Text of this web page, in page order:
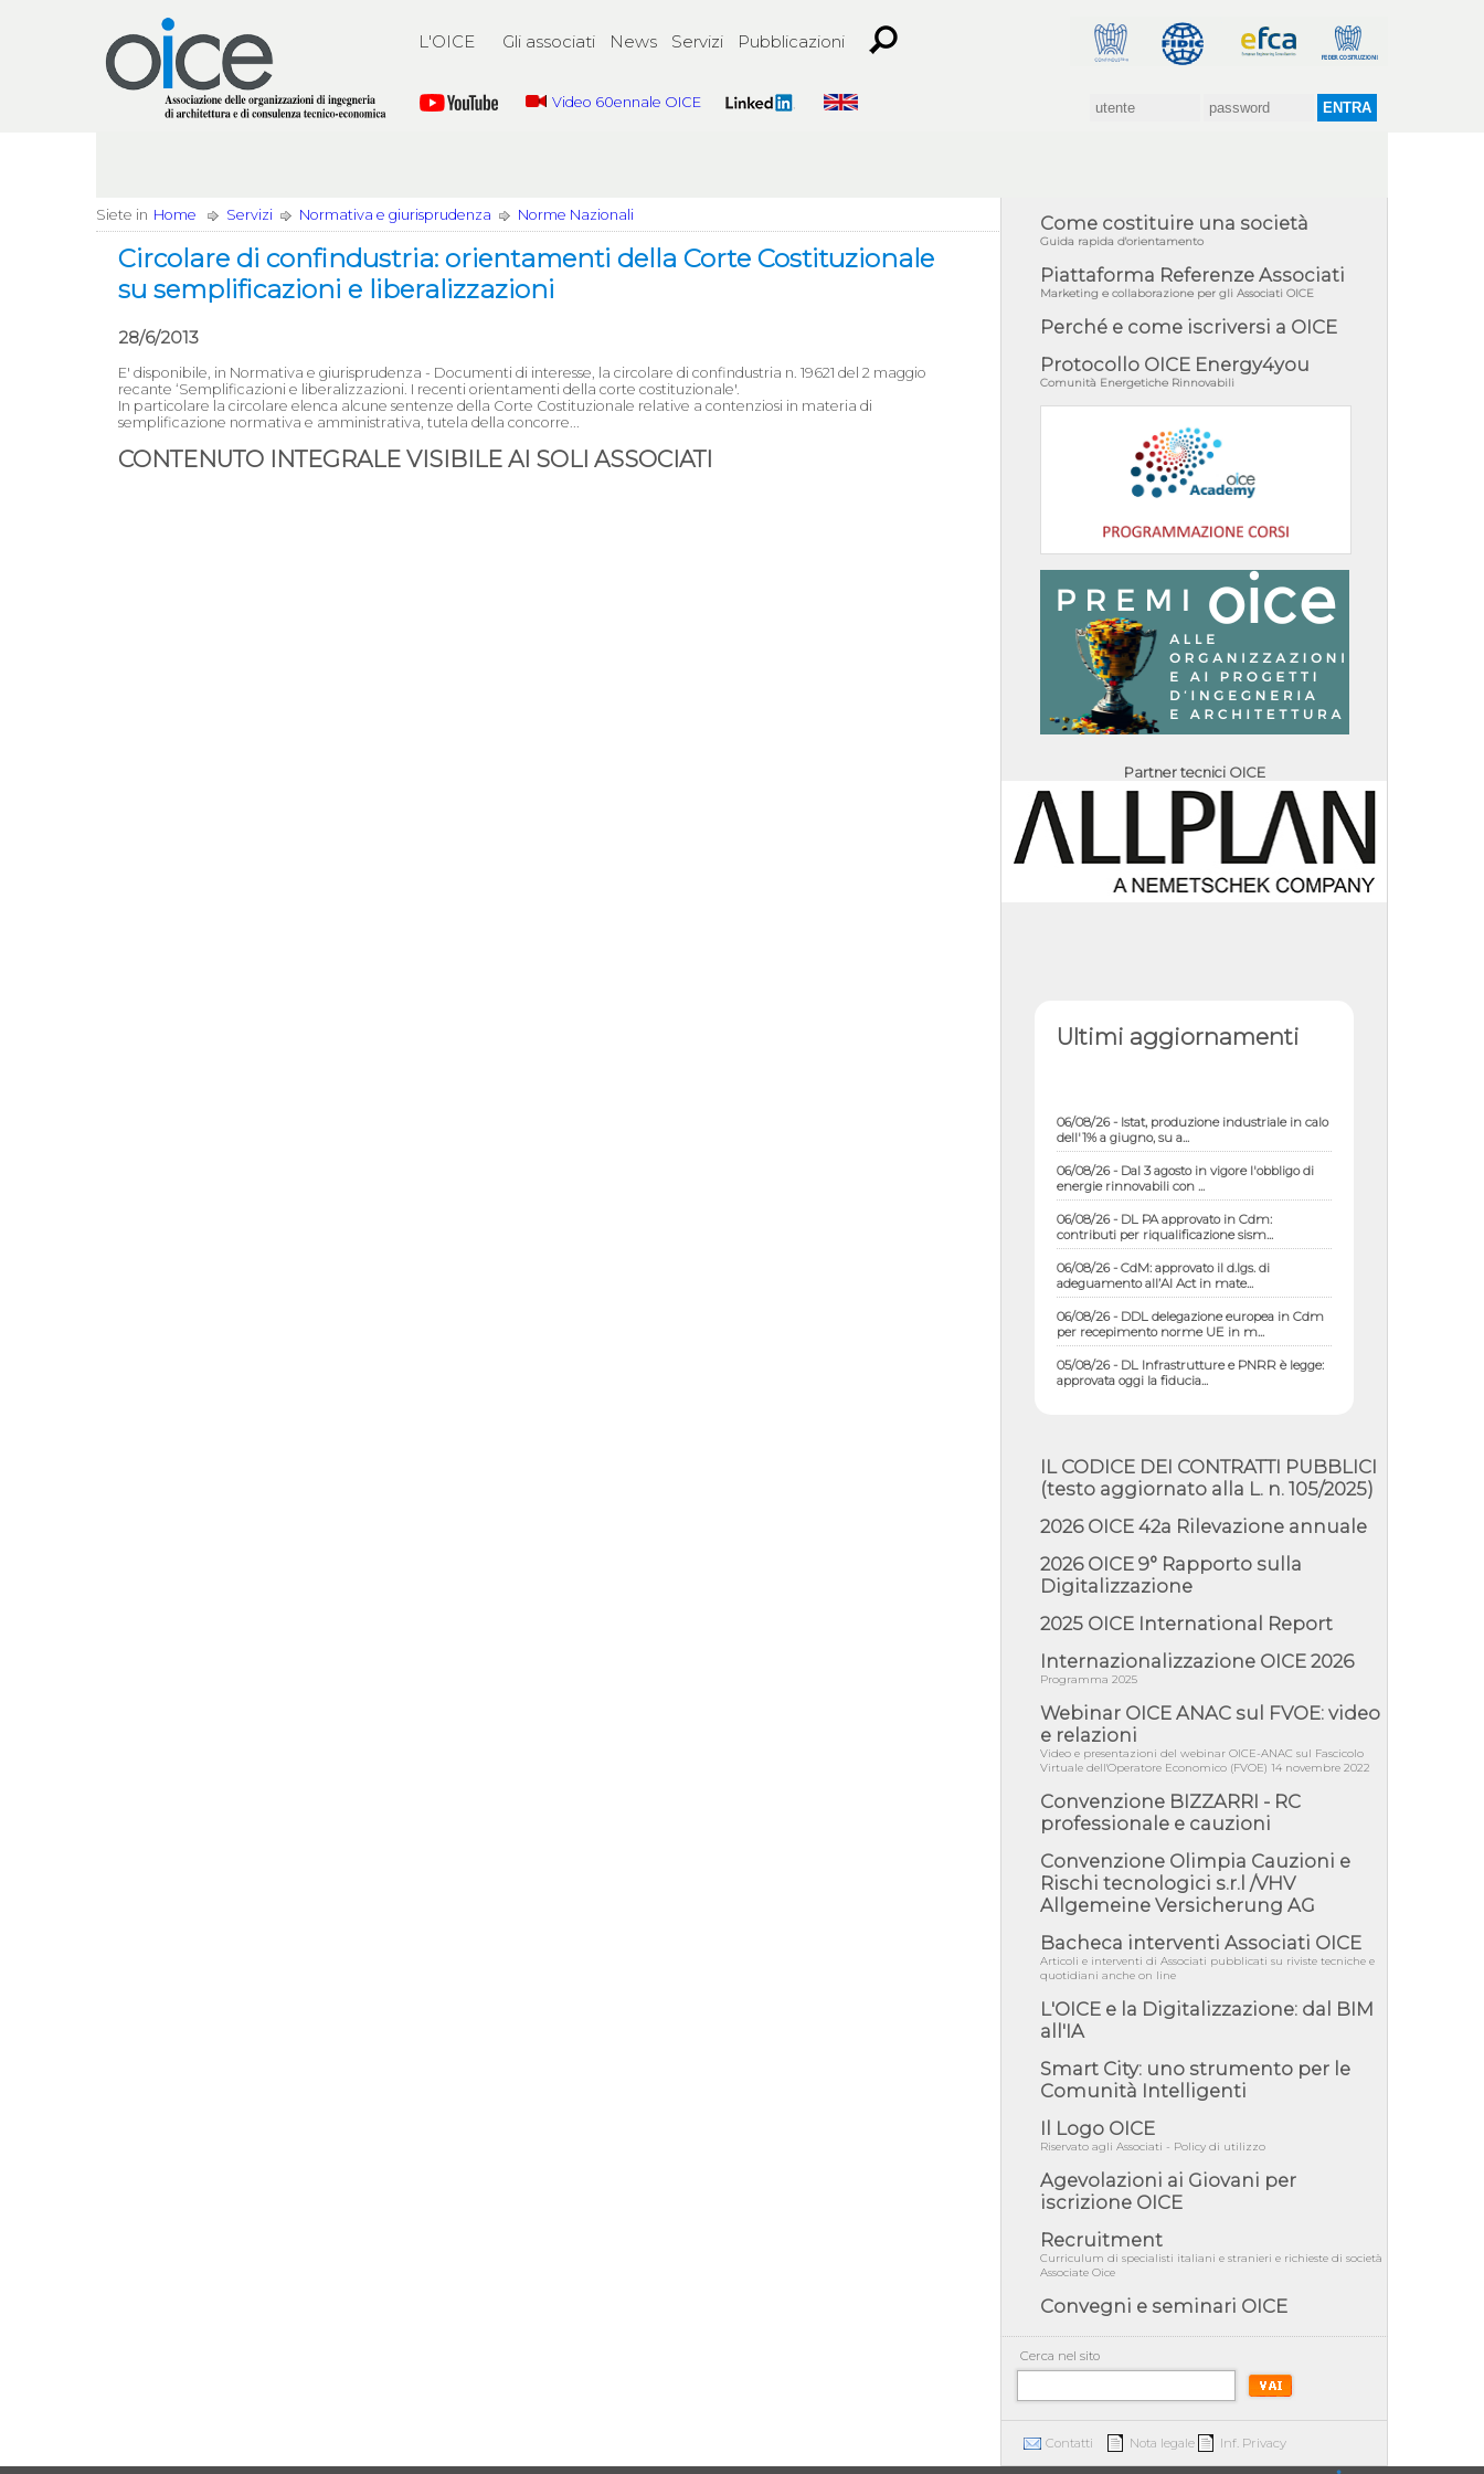
L'OICE Gli associati News Servizi Pubblicazioni
Video 60ennale OICE
Siete in Home Servizi Normativa e giurisprudenza Norme Nazionali
Circolare di confindustria: orientamenti della Corte Costituzionale
su semplificazioni e liberalizzazioni
28/6/2013
E' disponibile, in Normativa e giurisprudenza - Documenti di interesse, la circolare di confindustria n. 19621 del 2 maggio
recante ‘Semplificazioni e liberalizzazioni. I recenti orientamenti della corte costituzionale'.
In particolare la circolare elenca alcune sentenze della Corte Costituzionale relative a contenziosi in materia di
semplificazione normativa e amministrativa, tutela della concorre...
CONTENUTO INTEGRALE VISIBILE AI SOLI ASSOCIATI
Come costituire una società
Guida rapida d'orientamento
Piattaforma Referenze Associati
Marketing e collaborazione per gli Associati OICE
Perché e come iscriversi a OICE
Protocollo OICE Energy4you
Comunità Energetiche Rinnovabili
Partner tecnici OICE
Ultimi aggiornamenti
dell'1% a giugno, su a...
energie rinnovabili con ...
contributi per riqualificazione sism...
adeguamento all’AI Act in mate...
per recepimento norme UE in m...
approvata oggi la fiducia...
illustrativa al Bando tipo 2 s...
05/08/26 - SAVE THE DATE: Assemblea
Città metropolitana di Reg...
05/08/26 - Lettera OICE per il bando della
elenchi professionisti per ...
Buildings Competition - COP31, An...
04/08/26 - CdS, project financing: progetto di
fattibilità da impugnar...
04/08/26 - Rapporto Anac corruzione 2020-
2026: procedimenti penali per ...
equivale ad acquiescenza r...
04/08/26 - DL Infrastrutture approvato alla
Camera, passa ora al Senato
03/08/26 - TAR Piemonte: RUP può avvalersi
di consulente esterno per v...
03/08/26 - Gruppo FS: nel primo semestre
2026 3 mld di aggiudicazioni e...
03/08/26 - Conferenza Obiettivo Export:
03/08/26 - TAR Sicilia: raggruppate devono
possedere requisiti per eseg...
03/08/26 - TAR Lazio - Latina: omesso
sopralluogo obbligatorio non può...
03/08/26 - Investimenti stradali nei piccoli
Comuni: dal MIT ulteriori ...
Rilevazione annuale OICE/CE...
31/07/26 - MASE: approvata la nuova guida
IL CODICE DEI CONTRATTI PUBBLICI
(testo aggiornato alla L. n. 105/2025)
2026 OICE 42a Rilevazione annuale
2026 OICE 9° Rapporto sulla
Digitalizzazione
2025 OICE International Report
Internazionalizzazione OICE 2026
Programma 2025
Webinar OICE ANAC sul FVOE: video
e relazioni
Video e presentazioni del webinar OICE-ANAC sul Fascicolo
Virtuale dell'Operatore Economico (FVOE) 14 novembre 2022
Convenzione BIZZARRI - RC
professionale e cauzioni
Convenzione Olimpia Cauzioni e
Rischi tecnologici s.r.l /VHV
Allgemeine Versicherung AG
Bacheca interventi Associati OICE
Articoli e interventi di Associati pubblicati su riviste tecniche e
quotidiani anche on line
L'OICE e la Digitalizzazione: dal BIM
all'IA
Smart City: uno strumento per le
Comunità Intelligenti
Il Logo OICE
Riservato agli Associati - Policy di utilizzo
Agevolazioni ai Giovani per
iscrizione OICE
Recruitment
Curriculum di specialisti italiani e stranieri e richieste di società
Associate Oice
Convegni e seminari OICE
Cerca nel sito
Contatti Nota legale Inf. Privacy